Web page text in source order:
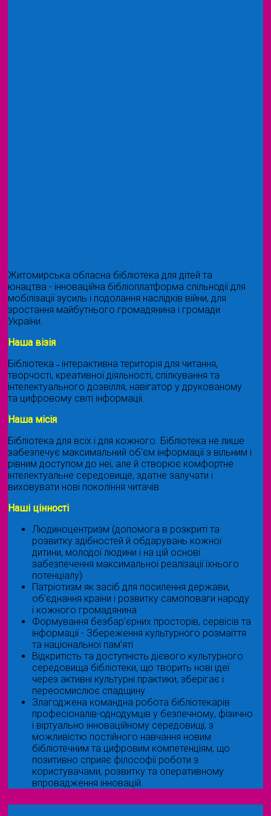
Житомирська обласна бібліотека для дітей та
юнацтва - інноваційна бібліоплатформа спільнодії для
мобілізації зусиль і подолання наслідків війни, для
зростання майбутнього громадянина і громади
України.
Наша візія
Бібліотека ˗ інтерактивна територія для читання,
творчості, креативної діяльності, спілкування та
інтелектуального дозвілля, навігатор у друкованому
та цифровому світі інформації.
Наша місія
Бібліотека для всіх і для кожного. Бібліотека не лише
забезпечує максимальний об'єм інформації з вільним і
рівним доступом до неї, але й створює комфортне
інтелектуальне середовище, здатне залучати і
виховувати нові покоління читачів.
Наші цінності
Людиноцентризм (допомога в розкриті та
розвитку здібностей й обдарувань кожної
дитини, молодої людини і на цій основі
забезпечення максимальної реалізації їхнього
потенціалу)
Патріотизм як засіб для посилення держави,
об'єднання країни і розвитку самоповаги народу
і кожного громадянина
Формування безбар’єрних просторів, сервісів та
інформації - Збереження культурного розмаїття
та національної пам’яті
Відкритість та доступність дієвого культурного
середовища бібліотеки, що творить нові ідеї
через активні культурні практики, зберігає і
переосмислює спадщину
Злагоджена командна робота бібліотекарів
професіоналів-однодумців у безпечному, фізично
і віртуально інноваційному середовищі, з
можливістю постійного навчання новим
бібліотечним та цифровим компетенціям, що
позитивно сприяє філософії роботи з
користувачами, розвитку та оперативному
впровадження інновацій.